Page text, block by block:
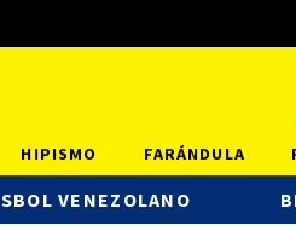
VENEZOLANO
HIPISMO FARÁNDULA